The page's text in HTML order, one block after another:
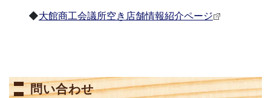
◆大館商工会議所空き店舗情報紹介ページ
問い合わせ